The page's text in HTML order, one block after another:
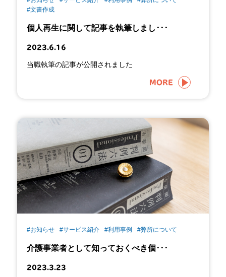
#文書作成
個人再生に関して記事を執筆しまし･･･
2023.6.16
当職執筆の記事が公開されました
MORE
#お知らせ #サービス紹介 #利用事例 #弊所について
介護事業者として知っておくべき個･･･
2023.3.23